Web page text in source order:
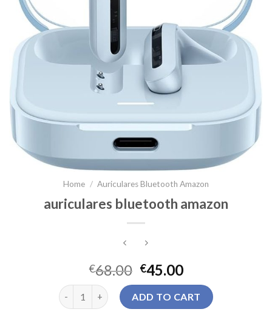
Home / Auriculares Bluetooth Amazon
auriculares bluetooth amazon
€68.00 €45.00
auriculares bluetooth amazon quantity
ADD TO CART